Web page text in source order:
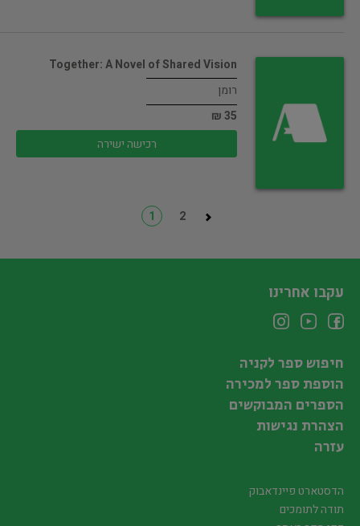
Together: A Novel of Shared Vision
רומן
35 ₪
רכישה ישירה
1 2
עקבו אחרינו
חיפוש ספר לקניה
הוספת ספר למכירה
הספרים המבוקשים
הצהרת נגישות
עזרה
הדסטארט פיינדאבוק
תודה לתומכים